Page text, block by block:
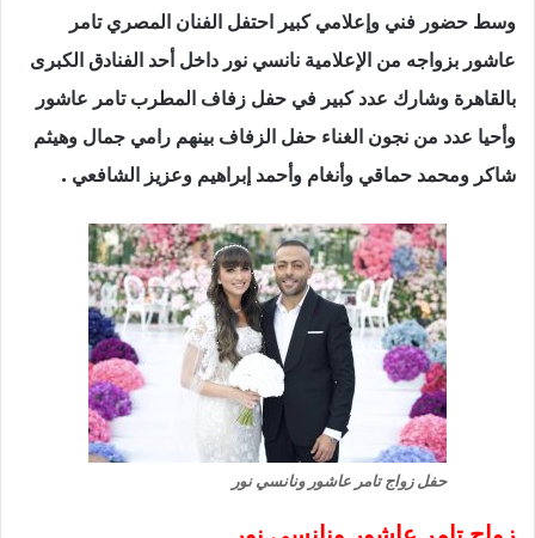
وسط حضور فني وإعلامي كبير احتفل الفنان المصري تامر
عاشور بزواجه من الإعلامية نانسي نور داخل أحد الفنادق الكبرى
بالقاهرة وشارك عدد كبير في حفل زفاف المطرب تامر عاشور
وأحيا عدد من نجون الغناء حفل الزفاف بينهم رامي جمال وهيثم
شاكر ومحمد حماقي وأنغام وأحمد إبراهيم وعزيز الشافعي .
حفل زواج تامر عاشور ونانسي نور